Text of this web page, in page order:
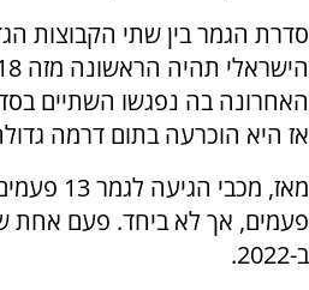
סדרת הגמר בין שתי הקבוצות
אז היא הוכרעה בתום דרמה
פעמים, אך לא ביחד. פעם אחת
ב-2022.